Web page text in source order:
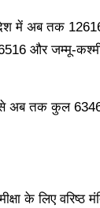
में अब तक
और जम्मू-
से अब तक कुल
के लिए वरिष्‍ठ